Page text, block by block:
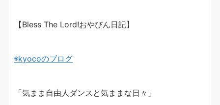
【Bless The Lord!おやびん日記】
◉kyocoのブログ
「気まま自由人ダンスと気ままな日々」